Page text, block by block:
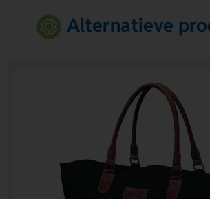
Alternatieve